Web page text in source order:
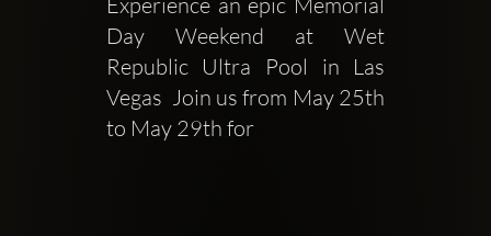
Day Weekend at Wet
Republic Ultra Pool in Las
Vegas  Join us from May 25th
to May 29th for